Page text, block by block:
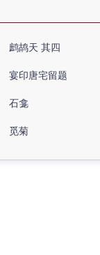
鹧鸪天 其四
宴印唐宅留题
石龛
觅菊